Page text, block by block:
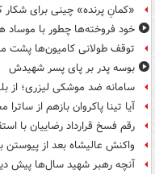
«کمانِ پرنده» چینی برای شکار
خود فروخته‌ها چطور با موساد
توقف طولانی کامیون‌ها پشت
بوسه‌ پدر بر پای پسر شهیدش
سامانه ضد موشکی لیزری؛ از
آیا تینا پاکروان بازهم از
رقم فسخ قرارداد رضاییان با استقلال فقط
واکنش عالیشاه بعد از پیوستن
آنچه رهبر شهید سال‌ها پیش